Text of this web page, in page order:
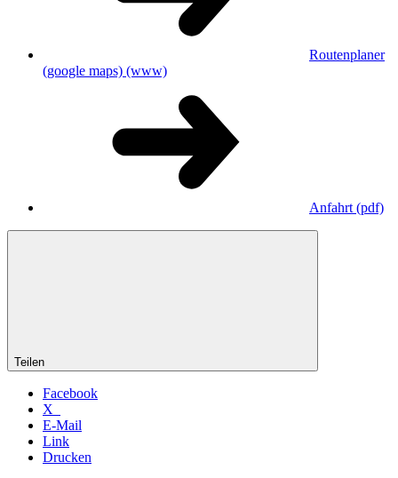
Routenplaner
(google maps) (www)
Anfahrt (pdf)
Teilen
Facebook
X
E-Mail
Link
Drucken